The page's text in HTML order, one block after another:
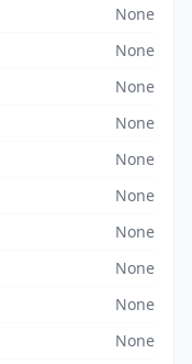
None
None
None
None
None
None
None
None
None
None